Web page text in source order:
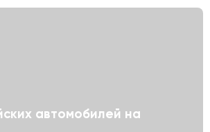
автомобилей на